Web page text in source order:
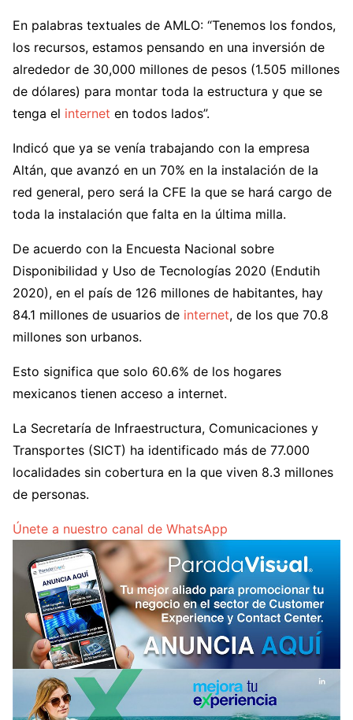
En palabras textuales de AMLO: “Tenemos los fondos,
los recursos, estamos pensando en una inversión de
alrededor de 30,000 millones de pesos (1.505 millones
de dólares) para montar toda la estructura y que se
tenga el internet en todos lados”.
Indicó que ya se venía trabajando con la empresa
Altán, que avanzó en un 70% en la instalación de la
red general, pero será la CFE la que se hará cargo de
toda la instalación que falta en la última milla.
De acuerdo con la Encuesta Nacional sobre
Disponibilidad y Uso de Tecnologías 2020 (Endutih
2020), en el país de 126 millones de habitantes, hay
84.1 millones de usuarios de internet, de los que 70.8
millones son urbanos.
Esto significa que solo 60.6% de los hogares
mexicanos tienen acceso a internet.
La Secretaría de Infraestructura, Comunicaciones y
Transportes (SICT) ha identificado más de 77.000
localidades sin cobertura en la que viven 8.3 millones
de personas.
Únete a nuestro canal de WhatsApp